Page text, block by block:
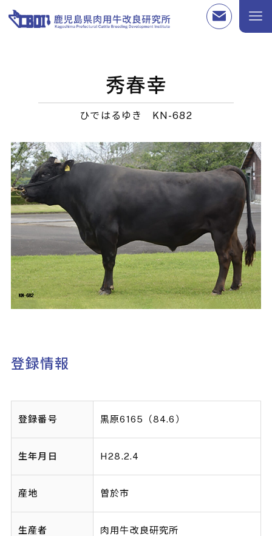
秀春幸
ひではるゆき KN-682
登録情報
登録番号 黒原6165（84.6）
生年月日 H28.2.4
産地 曽於市
生産者 肉用牛改良研究所